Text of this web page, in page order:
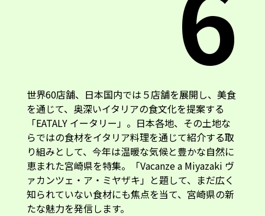
世界60店舗、日本国内では５店舗を展開し、美食
を通じて、奥深いイタリアの食文化を提案する
「EATALY イータリー」。日本各地、その土地な
らではの食材をイタリア料理を通じて紹介する取
り組みとして、今年は温暖な気候と豊かな自然に
恵まれた宮崎県を特集。「Vacanze a Miyazaki ヴ
ァカンツェ・ア・ミヤザキ」と題して、まだ広く
知られていない食材にも焦点を当て、宮崎県の新
たな魅力を発信します。